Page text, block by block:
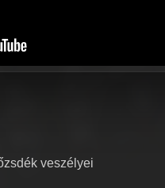
veszélyei